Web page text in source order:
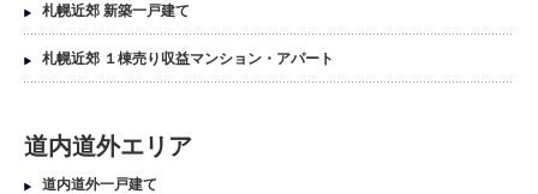
札幌近郊 新築一戸建て
札幌近郊 １棟売り収益マンション・アパート
道内道外エリア
道内道外一戸建て